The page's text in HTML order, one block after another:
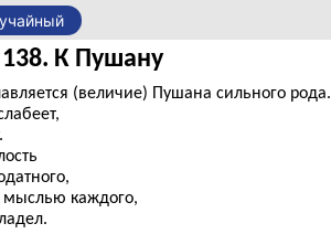
К Пушану
(величие) Пушана сильного рода.
мыслью каждого,